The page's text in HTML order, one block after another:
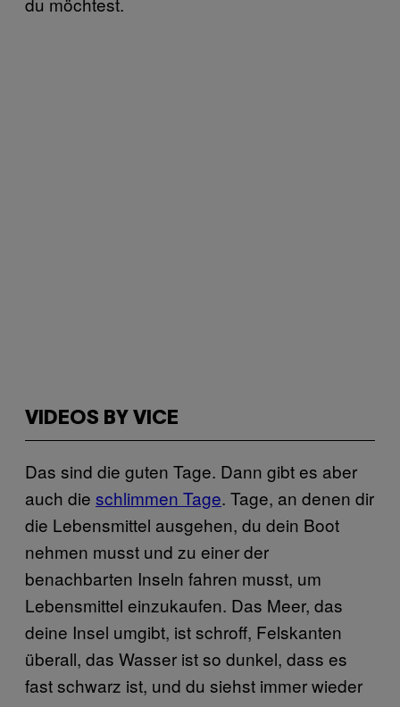
VIDEOS BY VICE
Das sind die guten Tage. Dann gibt es aber
auch die schlimmen Tage. Tage, an denen dir
die Lebensmittel ausgehen, du dein Boot
nehmen musst und zu einer der
benachbarten Inseln fahren musst, um
Lebensmittel einzukaufen. Das Meer, das
deine Insel umgibt, ist schroff, Felskanten
überall, das Wasser ist so dunkel, dass es
fast schwarz ist, und du siehst immer wieder